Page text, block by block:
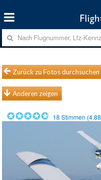
Zurück zu Fotos durchsuchen
Anderen zeigen
18 Stimmen (4.88